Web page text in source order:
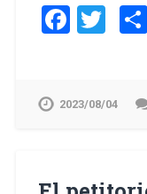
2023/08/04